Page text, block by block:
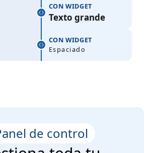
CON WIDGET
Texto grande
CON WIDGET
Espaciado
de control